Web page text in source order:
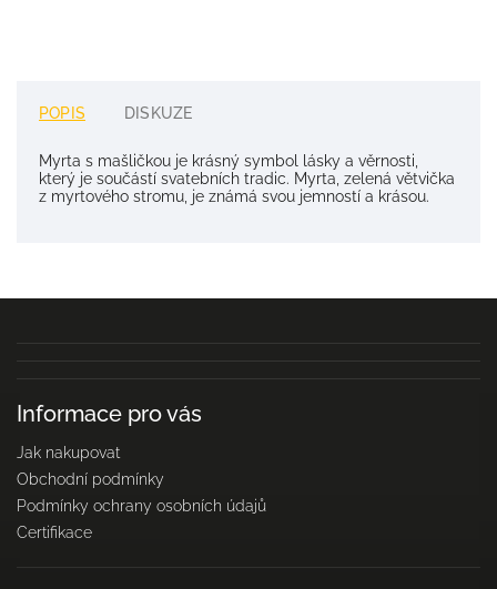
POPIS DISKUZE
Myrta s mašličkou je krásný symbol lásky a věrnosti,
který je součástí svatebních tradic. Myrta, zelená větvička
z myrtového stromu, je známá svou jemností a krásou.
Informace pro vás
Jak nakupovat
Obchodní podmínky
Podmínky ochrany osobních údajů
Certifikace